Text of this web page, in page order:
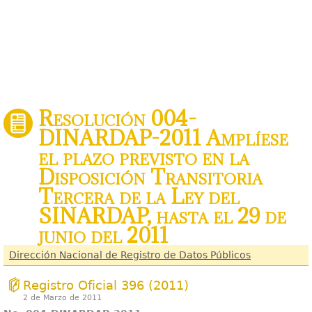
Resolución 004-
DINARDAP-2011 Amplíese
el plazo previsto en la
Disposición Transitoria
Tercera de la Ley del
SINARDAP, hasta el 29 de
junio del 2011
Dirección Nacional de Registro de Datos Públicos
Registro Oficial 396 (2011)
2 de Marzo de 2011